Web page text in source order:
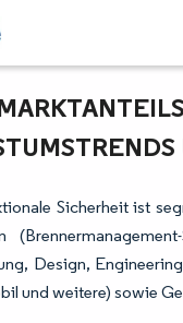
Sicherheit ist
Design,
und weitere) sowie